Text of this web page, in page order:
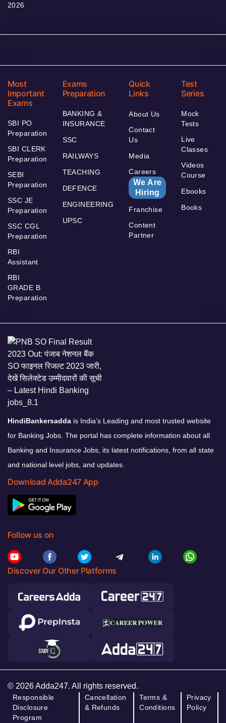
2026
Most
Important
Exams
SBI PO
Preparation
SBI CLERK
Preparation
SEBI
Preparation
SSC JE
Preparation
SSC CGL
Preparation
RBI
Assistant
RBI
GRADE B
Preparation
Exams
Preparation
BANKING &
INSURANCE
SSC
RAILWAYS
TEACHING
DEFENCE
ENGINEERING
UPSC
Quick
Links
About Us
Contact
Us
Media
Careers
We Are
Hiring
Franchise
Content
Partner
Test
Series
Mock
Tests
Live
Classes
Videos
Course
Ebooks
Books
HindiBankersadda is India’s Leading and most trusted website
for Banking Jobs. The portal has complete information about all
Banking and Insurance Jobs, its latest notifications, from all state
and national level jobs, and updates.
Download Adda247 App
Follow us on
Discover Our Other Platforms
© 2026 Adda247. All rights reserved.
Responsible
Disclosure
Program
Cancellation
& Refunds
Terms &
Conditions
Privacy
Policy